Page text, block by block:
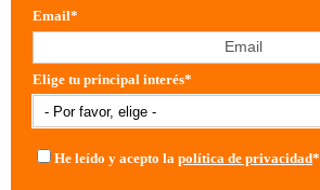
Email*
Elige tu principal interés*
He leído y acepto la política de privacidad*